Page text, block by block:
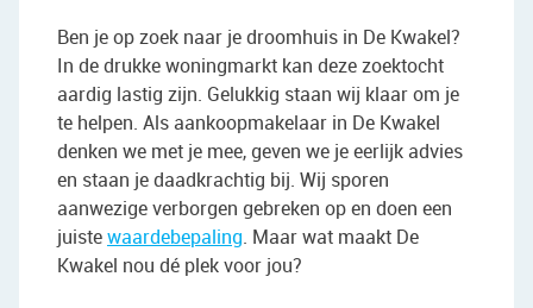
Ben je op zoek naar je droomhuis in De Kwakel?
In de drukke woningmarkt kan deze zoektocht
aardig lastig zijn. Gelukkig staan wij klaar om je
te helpen. Als aankoopmakelaar in De Kwakel
denken we met je mee, geven we je eerlijk advies
en staan je daadkrachtig bij. Wij sporen
aanwezige verborgen gebreken op en doen een
juistewaardebepaling. Maar wat maakt De
Kwakel nou dé plek voor jou?